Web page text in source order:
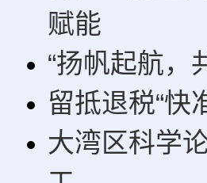
赋能
“扬帆起航，
留抵退税“快
大湾区科学